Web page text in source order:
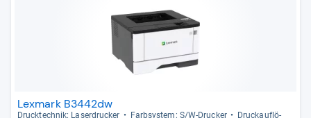
Lexmark B3442dw
Druck­tech­nik: Laser­dru­cker Farb­sys­tem: S/W-​Dru­cker
Druck­auf­lö­